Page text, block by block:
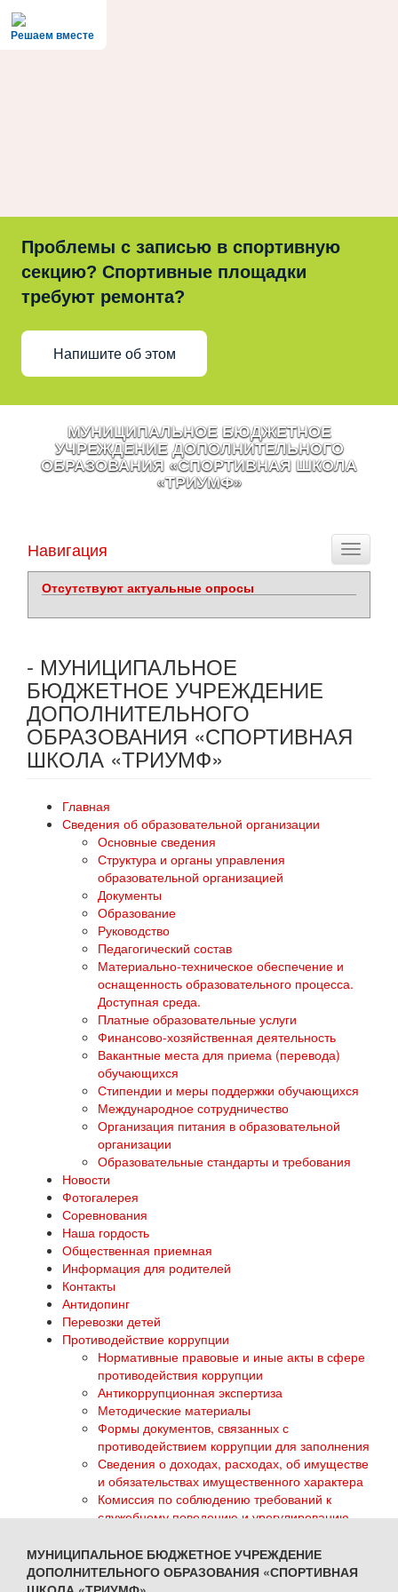
Решаем вместе
Проблемы с записью в спортивную
секцию? Спортивные площадки
требуют ремонта?
Напишите об этом
МУНИЦИПАЛЬНОЕ БЮДЖЕТНОЕ
УЧРЕЖДЕНИЕ ДОПОЛНИТЕЛЬНОГО
ОБРАЗОВАНИЯ «СПОРТИВНАЯ ШКОЛА
«ТРИУМФ»
Toggle
Навигация
Отсутствуют актуальные опросы
- МУНИЦИПАЛЬНОЕ
БЮДЖЕТНОЕ УЧРЕЖДЕНИЕ
ДОПОЛНИТЕЛЬНОГО
ОБРАЗОВАНИЯ «СПОРТИВНАЯ
ШКОЛА «ТРИУМФ»
Главная
Сведения об образовательной организации
Основные сведения
Структура и органы управления
образовательной организацией
Документы
Образование
Руководство
Педагогический состав
Материально-техническое обеспечение и
оснащенность образовательного процесса.
Доступная среда.
Платные образовательные услуги
Финансово-хозяйственная деятельность
Вакантные места для приема (перевода)
обучающихся
Стипендии и меры поддержки обучающихся
Международное сотрудничество
Организация питания в образовательной
организации
Образовательные стандарты и требования
Новости
Фотогалерея
Соревнования
Наша гордость
Общественная приемная
Информация для родителей
Контакты
Антидопинг
Перевозки детей
Противодействие коррупции
Нормативные правовые и иные акты в сфере
противодействия коррупции
Антикоррупционная экспертиза
Методические материалы
Формы документов, связанных с
противодействием коррупции для заполнения
Сведения о доходах, расходах, об имуществе
и обязательствах имущественного характера
Комиссия по соблюдению требований к
служебному поведению и урегулированию
Обратная связь для сообщений о фактах
коррупции
ГТО
МУНИЦИПАЛЬНОЕ БЮДЖЕТНОЕ УЧРЕЖДЕНИЕ
ДОПОЛНИТЕЛЬНОГО ОБРАЗОВАНИЯ «СПОРТИВНАЯ